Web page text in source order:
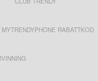
MYTRENDYPHONE RABATTKOD